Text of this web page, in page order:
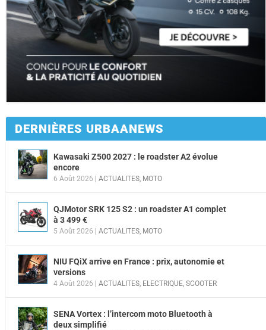
DERNIÈRES URBAANEWS
Kawasaki Z500 2027 : le roadster A2 évolue
encore
6 Août 2026 | ACTUALITES MOTO
QJMotor SRK 125 S2 : un roadster A1 complet
à 3 499 €
5 Août 2026 | ACTUALITES MOTO
NIU FQiX arrive en France : prix, autonomie et
versions
4 Août 2026 | ACTUALITES ELECTRIQUE SCOOTER
SENA Vortex : l’intercom moto Bluetooth à
deux simplifié